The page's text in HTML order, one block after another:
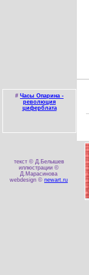
# Часы Опарина -
революция
циферблата
текст © Д.Белышев
иллюстрации ©
Д.Марасинова
webdesign © newart.ru